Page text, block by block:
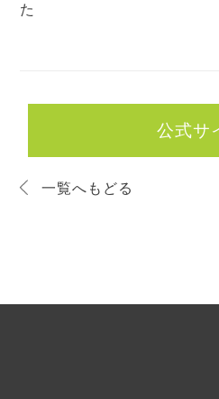
た
公式サ
一覧へもどる